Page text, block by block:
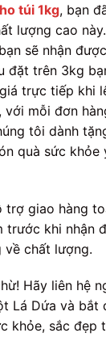
túi 1kg, bạn
lượng cao
sẽ nhận
đặt trên 3kg
trực tiếp khi
với mỗi đơn
tôi dành
quà sức khỏe
trợ giao hàng
trước khi nhận
về chất lượng.
Hãy liên hệ
Lá Dứa và bắt
khỏe, sắc đẹp